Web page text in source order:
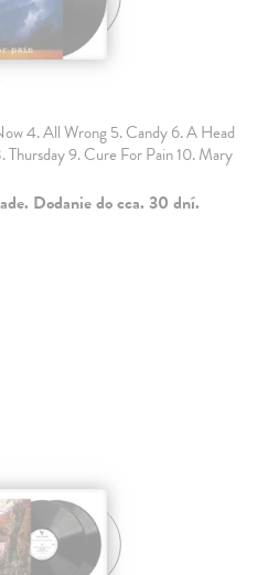
4. All Wrong 5. Candy 6. A Head
9. Cure For Pain 10. Mary
Dodanie do cca. 30 dní.